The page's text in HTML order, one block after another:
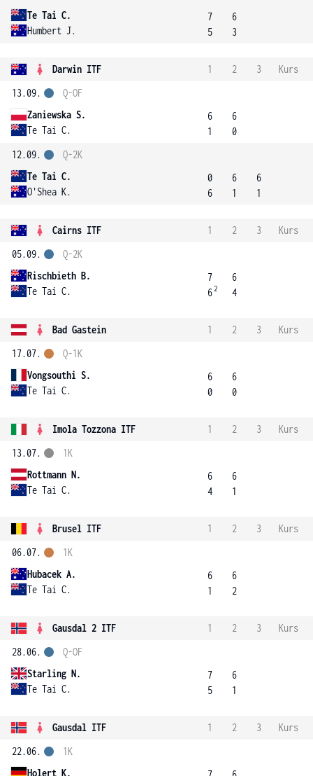
Te Tai C.
Humbert J.
7
5
6
3
Darwin ITF 1 2 3
Kurs
13.09.
Zaniewska S.
Te Tai C.
Q-OF
6
1
6
0
12.09.
Te Tai C.
O'Shea K.
Q-2K
0
6
6
1
6
1
Cairns ITF 1 2 3
Kurs
05.09.
Rischbieth B.
Te Tai C.
Q-2K
7
62
6
4
Bad Gastein 1 2 3
Kurs
17.07.
Vongsouthi S.
Te Tai C.
Q-1K
6
0
6
0
Imola Tozzona ITF 1 2 3
Kurs
13.07.
Rottmann N.
Te Tai C.
1K
6
4
6
1
Brusel ITF 1 2 3
Kurs
06.07.
Hubacek A.
Te Tai C.
1K
6
1
6
2
Gausdal 2 ITF 1 2 3
Kurs
28.06.
Starling N.
Te Tai C.
Q-OF
7
5
6
1
Gausdal ITF 1 2 3
Kurs
22.06.
Holert K.
1K